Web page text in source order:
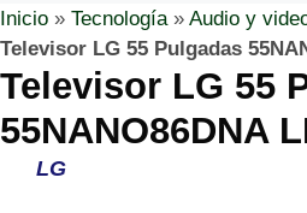
Inicio » Tecnología» Audio y
Televisor LG 55 Pulgadas
Televisor LG 55
55NANO86DNA
LG